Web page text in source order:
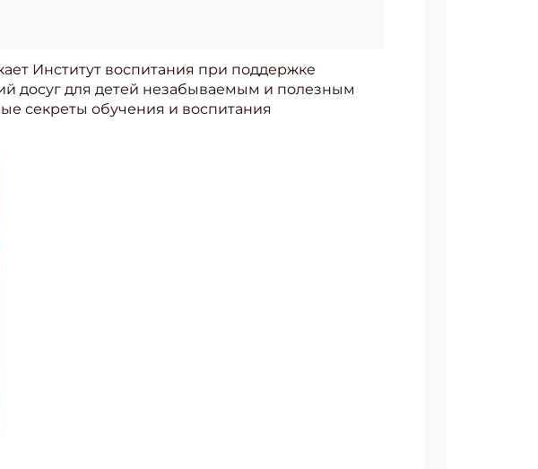
Институт воспитания при поддержке
досуг для детей незабываемым и полезным
секреты обучения и воспитания